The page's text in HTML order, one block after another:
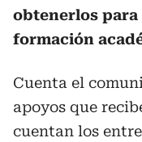
obtenerlos
formación
Cuenta el
apoyos que
cuentan los